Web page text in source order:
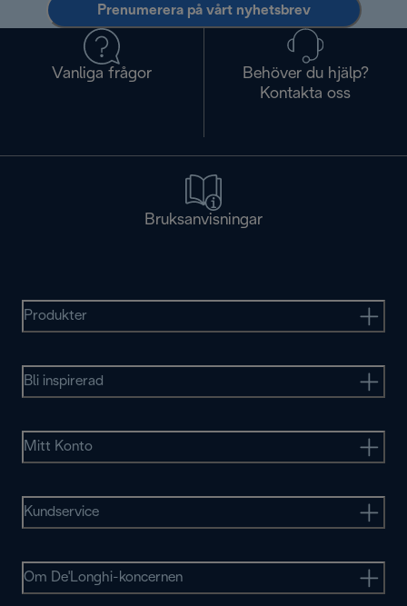
Prenumerera på vårt nyhetsbrev
Vanliga frågor
Behöver du hjälp?
Kontakta oss
Bruksanvisningar
Produkter
Bli inspirerad
Mitt Konto
Kundservice
Om De'Longhi-koncernen